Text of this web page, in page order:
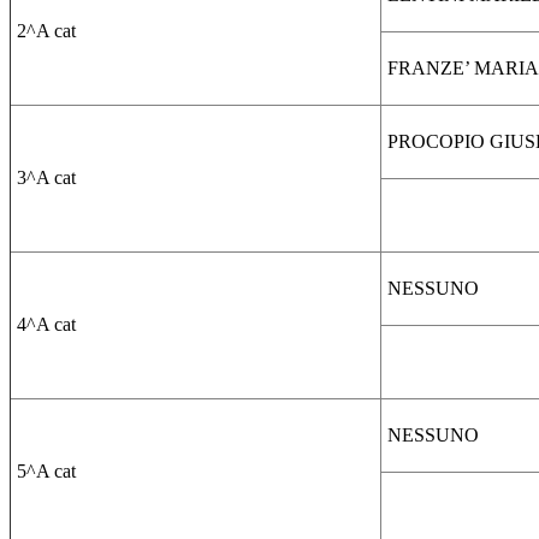
2^A cat
FRANZE’ MARIA
3^A cat
PROCOPIO
4^A cat
NESSUNO
5^A cat
NESSUNO